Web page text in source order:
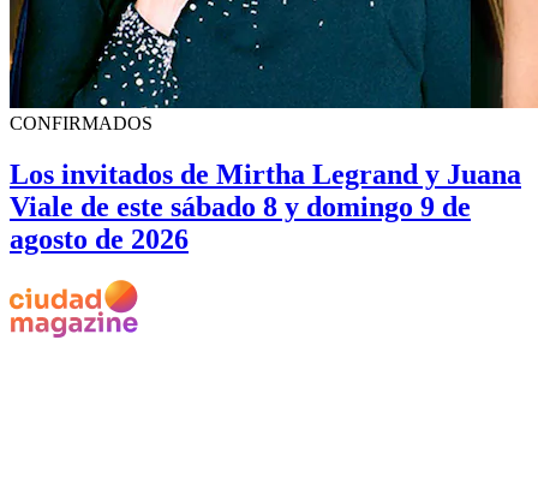
CONFIRMADOS
Los invitados de Mirtha Legrand y Juana
Viale de este sábado 8 y domingo 9 de
agosto de 2026